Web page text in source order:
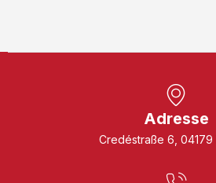
Adresse
Credéstraße 6, 04179